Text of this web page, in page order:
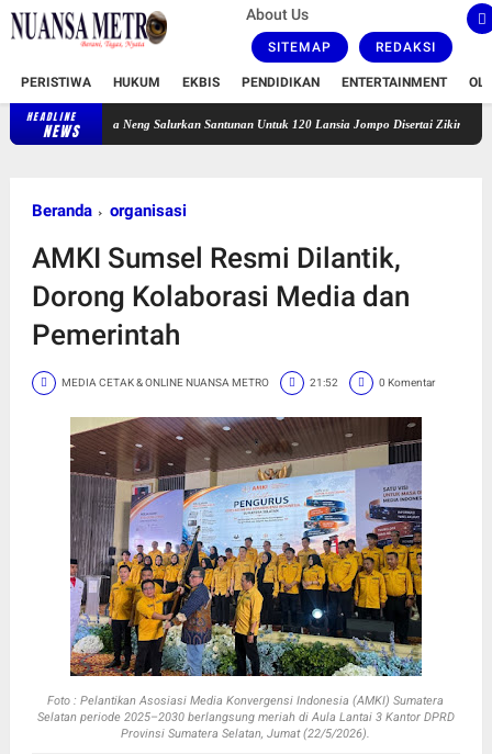
About Us
SITEMAP REDAKSI
PERISTIWA HUKUM EKBIS PENDIDIKAN ENTERTAINMENT
HEADLINE
NEWS
Bunda Neng Salurkan Santunan Untuk 120 Lansia Jompo Disertai Zikir dan Doa
Beranda organisasi
AMKI Sumsel Resmi Dilantik,
Dorong Kolaborasi Media dan
Pemerintah
MEDIA CETAK & ONLINE NUANSA METRO 21:52 0 Komentar
Foto :Pelantikan Asosiasi Media Konvergensi Indonesia (AMKI) Sumatera
Selatan periode 2025–2030 berlangsung meriah di Aula Lantai 3 Kantor DPRD
Provinsi Sumatera Selatan, Jumat (22/5/2026).